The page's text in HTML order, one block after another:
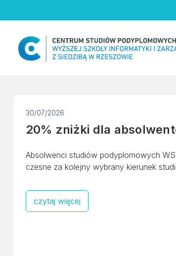
30/07/2026
20% zniżki dla
Absolwenci studiów podyplomowych
czesne za kolejny wybrany kierunek
czytaj więcej